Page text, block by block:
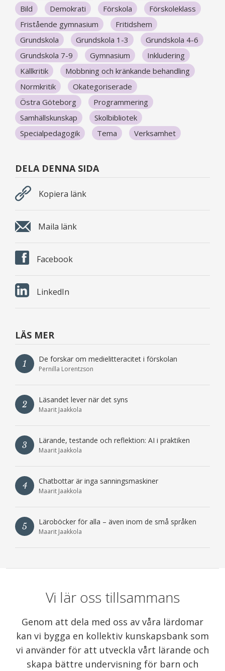
Bild
Demokrati Förskola
Förskoleklass
Fristående gymnasium
Fritidshem
Grundskola
Grundskola 1-3
Grundskola 4-6
Grundskola 7-9
Gymnasium
Inkludering
Källkritik
Mobbning och kränkande behandling
Normkritik
Okategoriserade
Östra Göteborg
Programmering
Samhällskunskap
Skolbibliotek
Specialpedagogik
Tema Verksamhet
DELA DENNA SIDA
Kopiera länk
Maila länk
Facebook
LinkedIn
LÄS MER
1 De forskar om medielitteracitet i förskolan
Pernilla Lorentzson
2 Läsandet lever när det syns
Maarit Jaakkola
3 Lärande, testande och reflektion: AI i praktiken
Maarit Jaakkola
4 Chatbottar är inga sanningsmaskiner
Maarit Jaakkola
5 Läroböcker för alla – även inom de små språken
Maarit Jaakkola
Vi lär oss tillsammans
Genom att dela med oss av våra lärdomar
kan vi bygga en kollektiv kunskapsbank som
vi använder för att utveckla vårt lärande och
skapa bättre undervisning för barn och